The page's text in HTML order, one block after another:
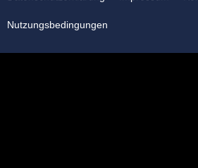
Nutzungsbedingungen